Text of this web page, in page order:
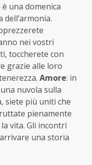
una domenica
dell’armonia.
nei vostri
toccherete con
grazie alle loro
Amore: in
nuvola sulla
siete più uniti che
pienamente
vita. Gli incontri
una storia